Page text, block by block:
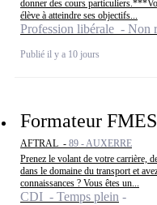
donner des cours
élève à atteindre ses objectifs...
Profession libérale - Non
Publié il y a 10 jours
Formateur
AFTRAL - 89 - AUXERRE
Prenez le volant de votre carrière,
dans le domaine du transport et
connaissances ? Vous êtes un...
CDI - Temps plein